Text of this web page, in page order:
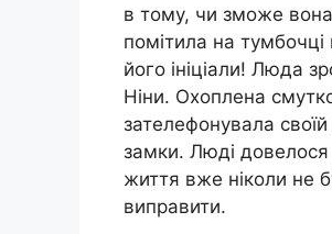
в тому, чи зможе
помітила на
його ініціали! Люда
Ніни. Охоплена
зателефонувала
замки. Люді довелося
життя вже ніколи не
виправити.